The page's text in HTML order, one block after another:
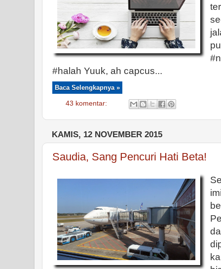
#halah Yuuk, ah capcus...
Baca Selengkapnya »
43 komentar:
KAMIS, 12 NOVEMBER 2015
Saudia, Sang Pencuri Hati Beta!